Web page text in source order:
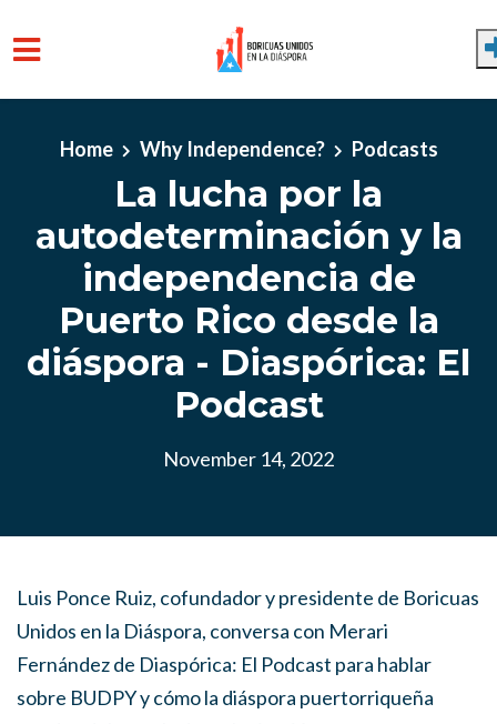
Home Why Independence? Podcasts
La lucha por la
autodeterminación y la
independencia de
Puerto Rico desde la
diáspora - Diaspórica: El
Podcast
November 14, 2022
Luis Ponce Ruiz, cofundador y presidente de Boricuas
Unidos en la Diáspora, conversa con Merari
Fernández de Diaspórica: El Podcast para hablar
sobre BUDPY y cómo la diáspora puertorriqueña